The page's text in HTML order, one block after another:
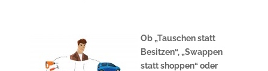
Ob „Tauschen statt
Besitzen“, „Swappen
statt shoppen“ oder